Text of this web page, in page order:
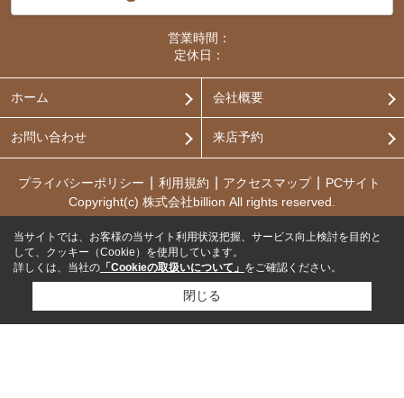
営業時間：
定休日：
ホーム 会社概要
お問い合わせ 来店予約
プライバシーポリシー 利用規約 アクセスマップ
PCサイト
Copyright(c) 株式会社billion All rights reserved.
当サイトでは、お客様の当サイト利用状況把握、サービス向上検討を目的と
して、クッキー（Cookie）を使用しています。
詳しくは、当社の 「Cookieの取扱いについて」 をご確認ください。
閉じる